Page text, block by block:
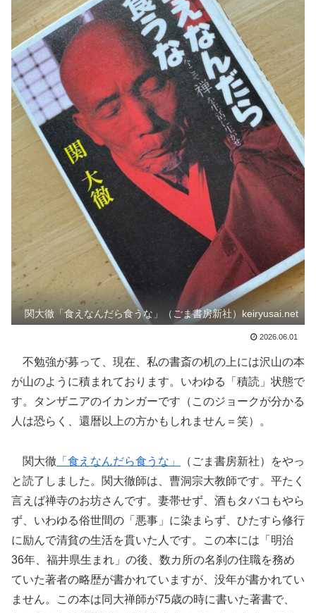
関大徹「食えなんだら食うな」（ごま書房新社）keiryusai.net
2026.06.01
不勉強が募って、現在、私の書斎の机の上には沢山の本
が山のように積まれております。いわゆる「積読」状態で
す。タンザニアのイカンガーです（このジョークが分かる
人は恐らく、還暦以上の方かもしれません＝笑）。
関大徹 「食えなんだら食うな」
（ごま書房新社）をやっ
と読了しました。関大徹師は、曹洞宗大教師です。平たく
言えば禅寺のお坊さんです。妻帯せず、酒もタバコもやら
ず、いわゆる俗世間の「悪事」に染まらず、ひたすら修行
に励んで清貧の生活を貫いた人です。この本には「明治
36年、福井県生まれ」の後、数カ所の名刹の住職を務め
ていた著者の略歴が書かれていますが、没年が書かれてい
ません。この本は同大禅師が75歳の時に書いた著書で、